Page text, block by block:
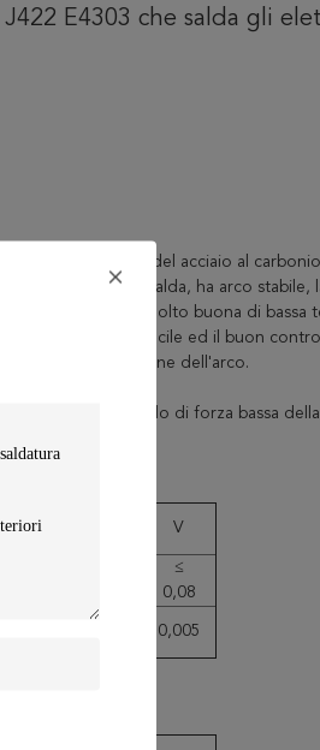
E4303 che salda gli
l'elettrodo del acciaio al
posizione che salda, ha arco stabile,
la durezza molto buona di bassa
notevole e facile facile ed il buon
e penetrazione dell'arco.
ssteel ed il grado di forza bassa
Cr V
≤
0,08
0,005